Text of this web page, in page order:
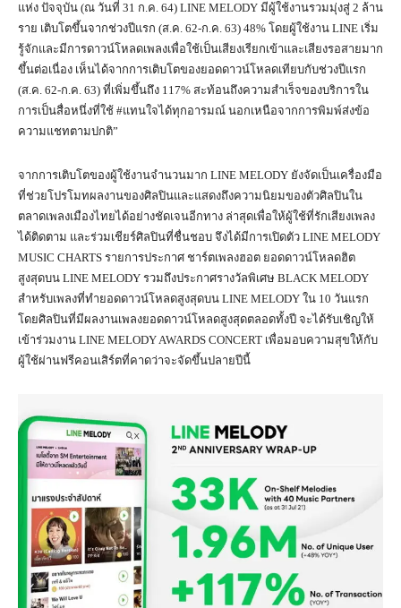
แห่ง ปัจจุบัน (ณ วันที่ 31 ก.ค. 64) LINE MELODY มีผู้ใช้งานรวมมุ่งสู่ 2 ล้าน
ราย เติบโตขึ้นจากช่วงปีแรก (ส.ค. 62-ก.ค. 63) 48% โดยผู้ใช้งาน LINE เริ่ม
รู้จักและมีการดาวน์โหลดเพลงเพื่อใช้เป็นเสียงเรียกเข้าและเสียงรอสายมาก
ขึ้นต่อเนื่อง เห็นได้จากการเติบโตของยอดดาวน์โหลดเทียบกับช่วงปีแรก
(ส.ค. 62-ก.ค. 63) ที่เพิ่มขึ้นถึง 117% สะท้อนถึงความสำเร็จของบริการใน
การเป็นสื่อหนึ่งที่ใช้ #แทนใจได้ทุกอารมณ์ นอกเหนือจากการพิมพ์ส่งข้อ
ความแชทตามปกติ”
จากการเติบโตของผู้ใช้งานจำนวนมาก LINE MELODY ยังจัดเป็นเครื่องมือ
ที่ช่วยโปรโมทผลงานของศิลปินและแสดงถึงความนิยมของตัวศิลปินใน
ตลาดเพลงเมืองไทยได้อย่างชัดเจนอีกทาง ล่าสุดเพื่อให้ผู้ใช้ที่รักเสียงเพลง
ได้ติดตาม และร่วมเชียร์ศิลปินที่ชื่นชอบ จึงได้มีการเปิดตัว LINE MELODY
MUSIC CHARTS รายการประกาศ ชาร์ตเพลงฮอต ยอดดาวน์โหลดฮิต
สูงสุดบน LINE MELODY รวมถึงประกาศรางวัลพิเศษ BLACK MELODY
สำหรับเพลงที่ทำยอดดาวน์โหลดสูงสุดบน LINE MELODY ใน 10 วันแรก
โดยศิลปินที่มีผลงานเพลงยอดดาวน์โหลดสูงสุดตลอดทั้งปี จะได้รับเชิญให้
เข้าร่วมงาน LINE MELODY AWARDS CONCERT เพื่อมอบความสุขให้กับ
ผู้ใช้ผ่านฟรีคอนเสิร์ตที่คาดว่าจะจัดขึ้นปลายปีนี้